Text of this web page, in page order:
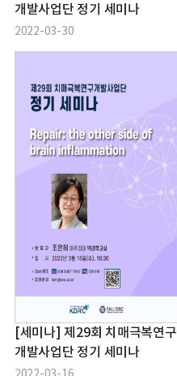
개발사업단 정기 세미나
2022-03-30
[세미나] 제29회 치매극복연구
개발사업단 정기 세미나